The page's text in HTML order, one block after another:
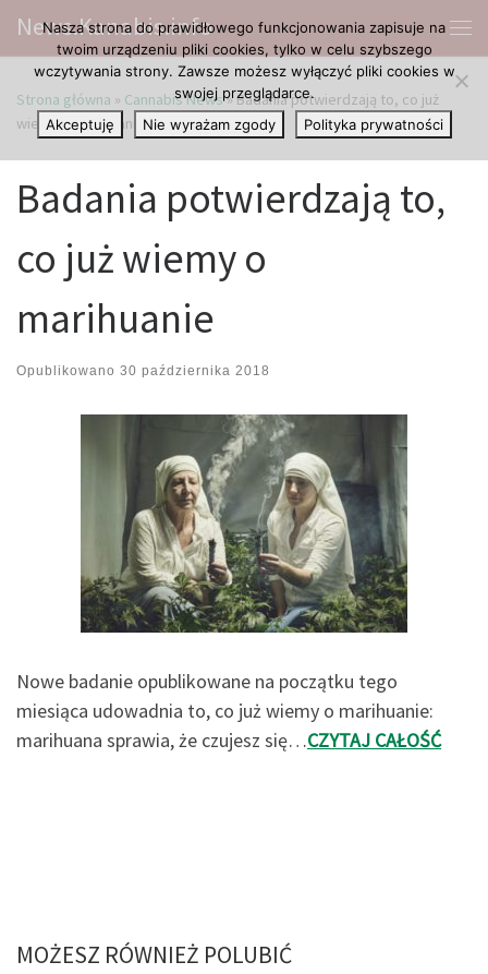
Przejdź do treści
News.Kanabis.info
Strona główna » Cannabis News »Badania potwierdzają to, co już
wiemy o marihuanie
Badania potwierdzają to,
co już wiemy o
marihuanie
Opublikowano 30 października 2018
Nowe badanie opublikowane na początku tego
miesiąca udowadnia to, co już wiemy o marihuanie:
marihuana sprawia, że czujesz się…CZYTAJ CAŁOŚĆ
MOŻESZ RÓWNIEŻ POLUBIĆ
Nasza strona do prawidłowego funkcjonowania zapisuje na
twoim urządzeniu pliki cookies, tylko w celu szybszego
wczytywania strony. Zawsze możesz wyłączyć pliki cookies w
swojej przeglądarce.
Akceptuję
Nie wyrażam zgody Polityka prywatności